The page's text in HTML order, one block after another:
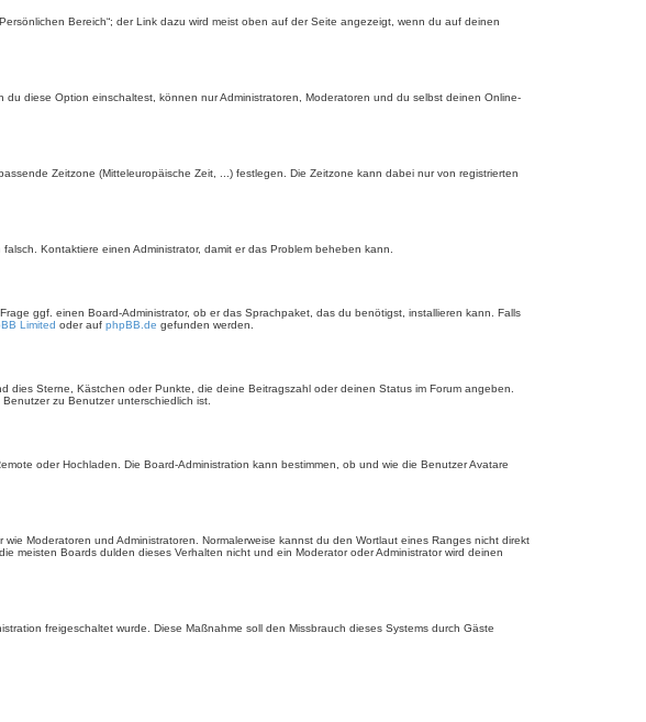
Bereich“; der Link dazu wird meist oben auf der Seite angezeigt, wenn du auf deinen
diese Option einschaltest, können nur Administratoren, Moderatoren und du selbst deinen Online-
Zeitzone (Mitteleuropäische Zeit, ...) festlegen. Die Zeitzone kann dabei nur von registrierten
Kontaktiere einen Administrator, damit er das Problem beheben kann.
ggf. einen Board-Administrator, ob er das Sprachpaket, das du benötigst, installieren kann. Falls
Limited oder auf phpBB.de gefunden werden.
Sterne, Kästchen oder Punkte, die deine Beitragszahl oder deinen Status im Forum angeben.
zu Benutzer unterschiedlich ist.
oder Hochladen. Die Board-Administration kann bestimmen, ob und wie die Benutzer Avatare
Moderatoren und Administratoren. Normalerweise kannst du den Wortlaut eines Ranges nicht direkt
Boards dulden dieses Verhalten nicht und ein Moderator oder Administrator wird deinen
freigeschaltet wurde. Diese Maßnahme soll den Missbrauch dieses Systems durch Gäste